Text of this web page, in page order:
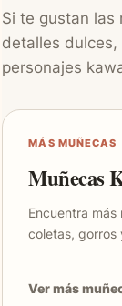
Si te gustan las
detalles
personajes
MÁS MUÑECAS
Muñecas
Encuentra
coletas, gorros
Ver más